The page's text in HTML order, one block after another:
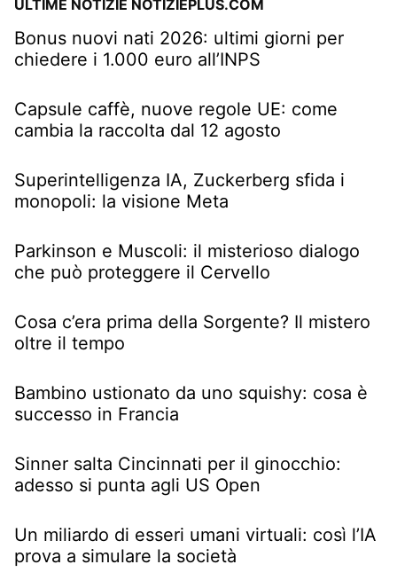
ULTIME NOTIZIE NOTIZIEPLUS.COM
Bonus nuovi nati 2026: ultimi giorni per
chiedere i 1.000 euro all’INPS
Capsule caffè, nuove regole UE: come
cambia la raccolta dal 12 agosto
Superintelligenza IA, Zuckerberg sfida i
monopoli: la visione Meta
Parkinson e Muscoli: il misterioso dialogo
che può proteggere il Cervello
Cosa c’era prima della Sorgente? Il mistero
oltre il tempo
Bambino ustionato da uno squishy: cosa è
successo in Francia
Sinner salta Cincinnati per il ginocchio:
adesso si punta agli US Open
Un miliardo di esseri umani virtuali: così l’IA
prova a simulare la società